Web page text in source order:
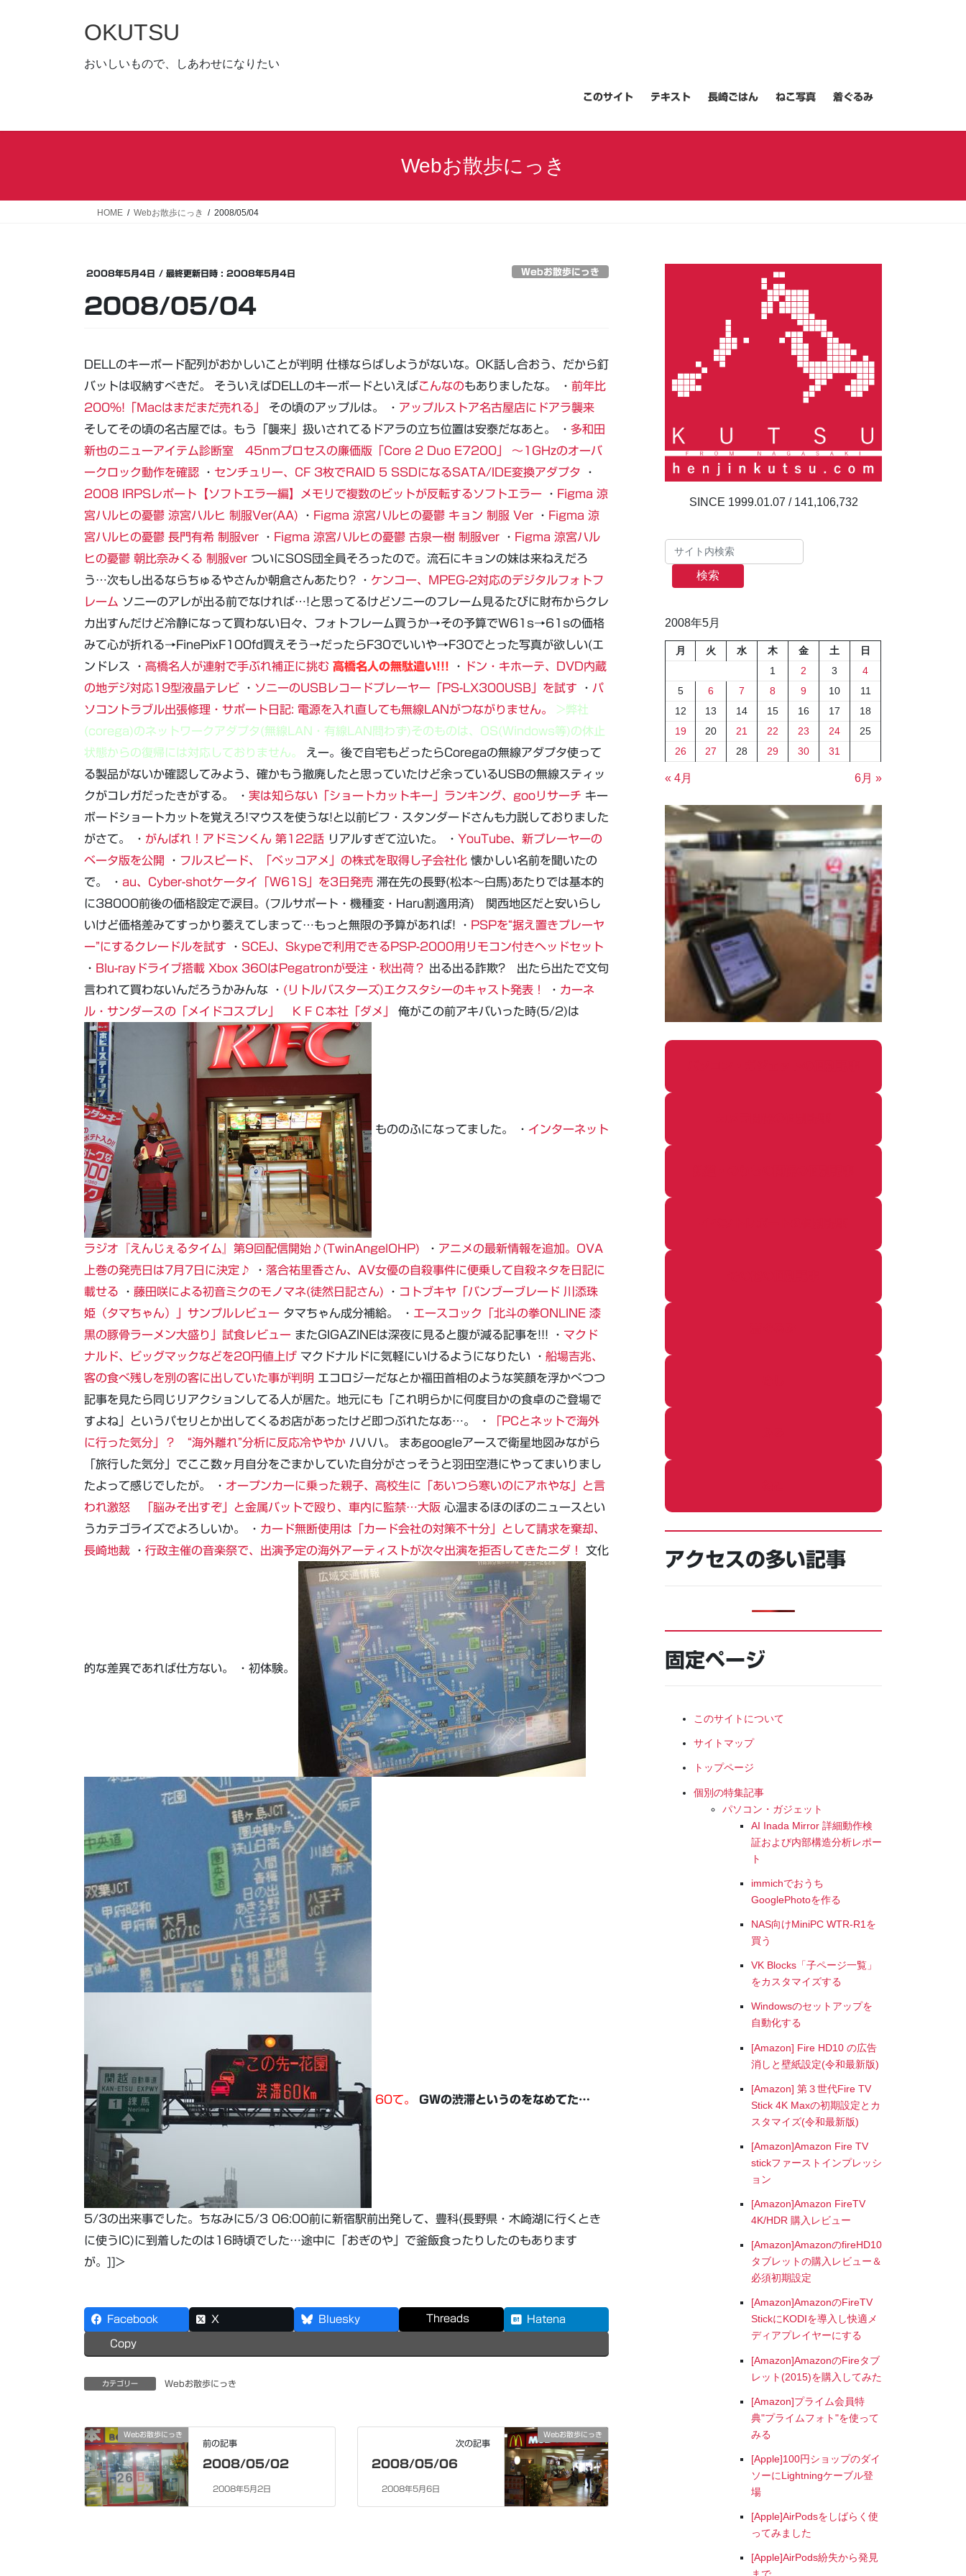
キ
に
OKUTSU
おいしいもので、しあわせになりたい
このサイト テキスト 長崎ごはん ねこ写真 着ぐるみ
Webお散歩にっき
HOME Webお散歩にっき 2008/05/04
2008年5月4日 / 最終更新日時 : 2008年5月4日 Webお散歩にっき
2008/05/04
DELLのキーボード配列がおかしいことが判明 仕様ならばしようがないな。OK話し合おう、だから釘
バットは収納すべきだ。 そういえばDELLのキーボードといえばこんなのもありましたな。 ・ 前年比
200％!「Macはまだまだ売れる」
その頃のアップルは。 ・ アップルストア名古屋店にドアラ襲来
そしてその頃の名古屋では。もう「襲来」扱いされてるドアラの立ち位置は安泰だなあと。 ・ 多和田
新也のニューアイテム診断室 45nmプロセスの廉価版「Core 2 Duo E7200」 ～1GHzのオーバ
ークロック動作を確認 ・ センチュリー、CF 3枚でRAID 5 SSDになるSATA/IDE変換アダプタ ・
2008 IRPSレポート【ソフトエラー編】メモリで複数のビットが反転するソフトエラー ・ Figma 涼
宮ハルヒの憂鬱 涼宮ハルヒ 制服Ver(AA) ・ Figma 涼宮ハルヒの憂鬱 キョン 制服 Ver ・ Figma 涼
宮ハルヒの憂鬱 長門有希 制服ver ・ Figma 涼宮ハルヒの憂鬱 古泉一樹 制服ver ・ Figma 涼宮ハル
ヒの憂鬱 朝比奈みくる 制服ver ついにSOS団全員そろったので。流石にキョンの妹は来ねえだろ
う…次もし出るならちゅるやさんか朝倉さんあたり? ・ ケンコー、MPEG-2対応のデジタルフォトフ
レーム ソニーのアレが出る前でなければ…!と思ってるけどソニーのフレーム見るたびに財布からクレ
カ出すんだけど冷静になって買わない日々、フォトフレーム買うか→その予算でW61s→61sの価格
みて心が折れる→FinePixF100fd買えそう→だったらF30でいいや→F30でとった写真が欲しい(エ
ンドレス ・ 高橋名人が連射で手ぶれ補正に挑む 高橋名人の無駄遣い!!! ・
ドン・キホーテ、DVD内蔵
の地デジ対応19型液晶テレビ ・ ソニーのUSBレコードプレーヤー「PS-LX300USB」を試す ・ パ
ソコントラブル出張修理・サポート日記: 電源を入れ直しても無線LANがつながりません。
>弊社
(corega)のネットワークアダプタ(無線LAN・有線LAN問わず)そのものは、OS(Windows等)の休止
状態からの復帰には対応しておりません。
えー。後で自宅もどったらCoregaの無線アダプタ使って
る製品がないか確認してみよう、確かもう撤廃したと思っていたけど余っているUSBの無線スティッ
クがコレガだったきがする。 ・ 実は知らない「ショートカットキー」ランキング、gooリサーチ キー
ボードショートカットを覚えろ!マウスを使うな!と以前ビフ・スタンダードさんも力説しておりました
がさて。 ・ がんばれ！アドミンくん 第122話 リアルすぎて泣いた。 ・ YouTube、新プレーヤーの
ベータ版を公開
・ フルスピード、「ベッコアメ」の株式を取得し子会社化 懐かしい名前を聞いたの
で。 ・ au、Cyber-shotケータイ「W61S」を3日発売 滞在先の長野(松本～白馬)あたりでは基本的
に38000前後の価格設定で涙目。(フルサポート・機種変・Haru割適用済) 関西地区だと安いらし
いけど価格差みてすっかり萎えてしまって…もっと無限の予算があれば! ・ PSPを“据え置きプレーヤ
ー”にするクレードルを試す ・ SCEJ、Skypeで利用できるPSP-2000用リモコン付きヘッドセット
・ Blu-rayドライブ搭載 Xbox 360はPegatronが受注・秋出荷？ 出る出る詐欺? 出たら出たで文句
言われて買わないんだろうかみんな ・ (リトルバスターズ)エクスタシーのキャスト発表！ ・ カーネ
ル・サンダースの「メイドコスプレ」 ＫＦＣ本社「ダメ」
俺がこの前アキバいった時(5/2)は
もののふになってました。 ・ インターネット
ラジオ『えんじぇるタイム』第9回配信開始♪(TwinAngelOHP) ・ アニメの最新情報を追加。OVA
上巻の発売日は7月7日に決定♪
・ 落合祐里香さん、AV女優の自殺事件に便乗して自殺ネタを日記に
載せる ・ 藤田咲による初音ミクのモノマネ(徒然日記さん) ・ コトブキヤ「バンブーブレード 川添珠
姫（タマちゃん）」サンプルレビュー タマちゃん成分補給。 ・ エースコック「北斗の拳ONLINE 漆
黒の豚骨ラーメン大盛り」試食レビュー またGIGAZINEは深夜に見ると腹が減る記事を!!! ・ マクド
ナルド、ビッグマックなどを20円値上げ マクドナルドに気軽にいけるようになりたい ・ 船場吉兆、
客の食べ残しを別の客に出していた事が判明 エコロジーだなとか福田首相のような笑顔を浮かべつつ
記事を見たら同じリアクションしてる人が居た。地元にも「これ明らかに何度目かの食卓のご登場で
すよね」というパセリとか出してくるお店があったけど即つぶれたなあ…。 ・
「PCとネットで海外
に行った気分」？ “海外離れ”分析に反応冷ややか ハハハ。 まあgoogleアースで衛星地図みながら
「旅行した気分」でここ数ヶ月自分をごまかしていた自分がさっそうと羽田空港にやってまいりまし
たよって感じでしたが。 ・ オープンカーに乗った親子、高校生に「あいつら寒いのにアホやな」と言
われ激怒 「脳みそ出すぞ」と金属バットで殴り、車内に監禁…大阪 心温まるほのぼのニュースとい
うカテゴライズでよろしいか。 ・ カード無断使用は「カード会社の対策不十分」として請求を棄却、
長崎地裁 ・ 行政主催の音楽祭で、出演予定の海外アーティストが次々出演を拒否してきたニダ！ 文化
的な差異であれば仕方ない。 ・初体験。
60て。 GWの渋滞というのをなめてた…
5/3の出来事でした。ちなみに5/3 06:00前に新宿駅前出発して、豊科(長野県・木崎湖に行くとき
に使うIC)に到着したのは16時頃でした…途中に「おぎのや」で釜飯食ったりしたのもあります
が。]]>
Facebook X Bluesky Threads Hatena
Copy
カテゴリー Webお散歩にっき
Webお散歩にっき
前の記事
2008/05/02
2008年5月2日
Webお散歩にっき
次の記事
2008/05/06
2008年5月6日
141,106,732
検索
2008年5月
月 火 水 木 金 土
日
1
2 3
4
5
6 7 8 9 10
11
12
13 14 15 16 17
18
19
20 21 22 23 24
25
26
27 28 29 30 31
« 4月 6月 »
アクセスの多い記事
固定ページ
このサイトについて
サイトマップ
トップページ
個別の特集記事
パソコン・ガジェット
AI Inada Mirror 詳細動作検
証および内部構造分析レポー
ト
immichでおうち
GooglePhotoを作る
NAS向けMiniPC WTR-R1を
買う
VK Blocks「子ページ一覧」
をカスタマイズする
Windowsのセットアップを
自動化する
[Amazon] Fire HD10 の広告
消しと壁紙設定(令和最新版)
[Amazon] 第３世代Fire TV
Stick 4K Maxの初期設定とカ
スタマイズ(令和最新版)
[Amazon]Amazon Fire TV
stickファーストインプレッシ
ョン
[Amazon]Amazon FireTV
4K/HDR 購入レビュー
[Amazon]AmazonのfireHD10
タブレットの購入レビュー＆
必須初期設定
[Amazon]AmazonのFireTV
StickにKODIを導入し快適メ
ディアプレイヤーにする
[Amazon]AmazonのFireタブ
レット(2015)を購入してみた
[Amazon]プライム会員特
典"プライムフォト"を使って
みる
[Apple]100円ショップのダイ
ソーにLightningケーブル登
場
[Apple]AirPodsをしばらく使
ってみました
[Apple]AirPods紛失から発見